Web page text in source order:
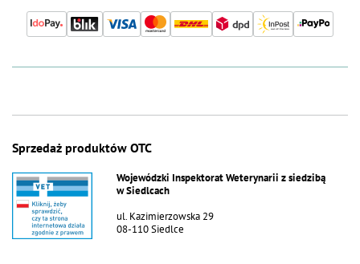
Sprzedaż produktów OTC
Wojewódzki Inspektorat Weterynarii z siedzibą
w Siedlcach
ul. Kazimierzowska 29
08-110 Siedlce